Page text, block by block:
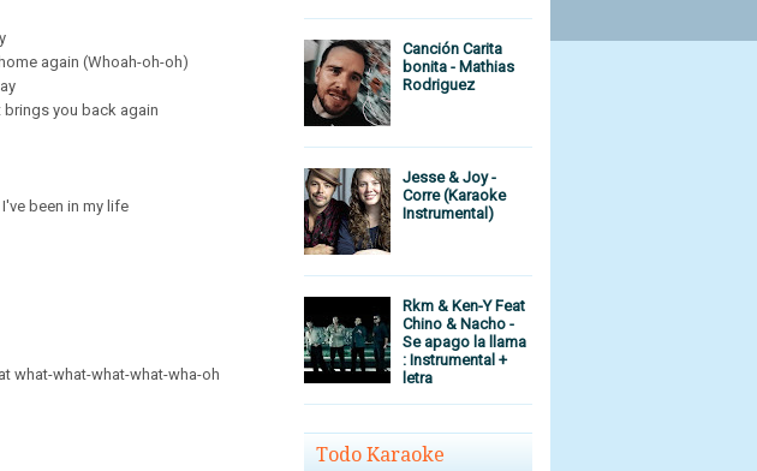
again (Whoah-oh-oh)
brings you back again
been in my life
what-what-what-what-wha-oh
Canción Carita
bonita - Mathias
Rodriguez
Jesse & Joy -
Corre (Karaoke
Instrumental)
Rkm & Ken-Y Feat
Chino & Nacho -
Se apago la llama
: Instrumental +
letra
Todo Karaoke